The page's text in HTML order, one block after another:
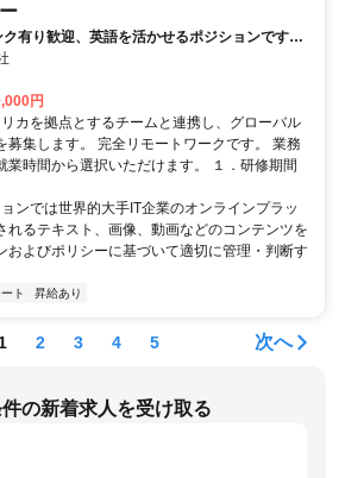
有り歓迎、英語を活かせるポジションです。
円
カを拠点とするチームと連携し、グローバル
募集します。 完全リモートワークです。 業務
業時間から選択いただけます。 １．研修期間
ンでは世界的大手IT企業のオンラインプラッ
れるテキスト、画像、動画などのコンテンツを
およびポリシーに基づいて適切に管理・判断す
ト 昇給あり
1 2 3 4 5 次へ
の新着求人を受け取る